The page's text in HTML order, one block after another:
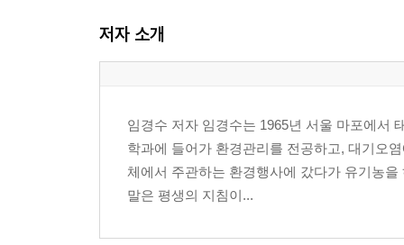
지저분한 것이 좋다
버려야 산다
에너지는 돈이다
빗물도 돈이다
버리는 물은 없다
1지구는 창의력의 실험대다
저자 소개
임경수 저자 임경수는 1965년 서울 마포에서
학과에 들어가 환경관리를 전공하고, 대기오
체에서 주관하는 환경행사에 갔다가 유기농
말은 평생의 지침이...